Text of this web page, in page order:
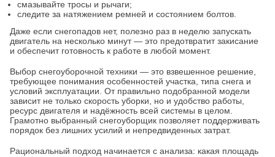
смазывайте тросы и рычаги;
следите за натяжением ремней и состоянием болтов.
Даже если снегопадов нет, полезно раз в неделю запускать
двигатель на несколько минут — это предотвратит закисание
и обеспечит готовность к работе в любой момент.
Выбор снегоуборочной техники — это взвешенное решение,
требующее понимания особенностей участка, типа снега и
условий эксплуатации. От правильно подобранной модели
зависит не только скорость уборки, но и удобство работы,
ресурс двигателя и надёжность всей системы в целом.
Грамотно выбранный снегоуборщик позволяет поддерживать
порядок без лишних усилий и непредвиденных затрат.
Рациональный подход начинается с анализа: какая площадь